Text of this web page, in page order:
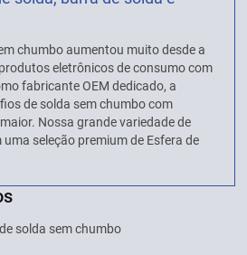
chumbo aumentou muito desde a
eletrônicos de consumo com
fabricante OEM dedicado, a
de solda sem chumbo com
Nossa grande variedade de
seleção premium de Esfera de
solda sem chumbo